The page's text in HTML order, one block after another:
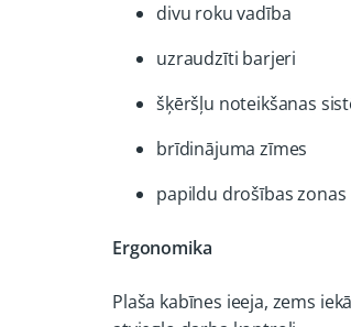
divu roku vadība
uzraudzīti barjeri
šķēršļu noteikšanas
brīdinājuma zīmes
papildu drošības zonas
Ergonomika
Plaša kabīnes ieeja, zems